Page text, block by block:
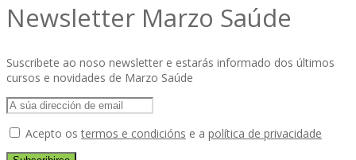
Newsletter Marzo Saúde
Suscribete ao noso newsletter e estarás informado dos últimos
cursos e novidades de Marzo Saúde
Acepto ostermos e condicións e a política de privacidade